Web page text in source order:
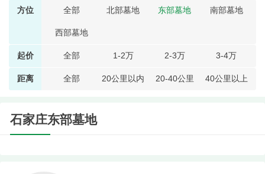
方位 全部 北部墓地 东部墓地 南部墓地
西部墓地
起价 全部 1-2万 2-3万 3-4万
距离 全部 20公里以内 20-40公里 40公里以上
石家庄东部墓地